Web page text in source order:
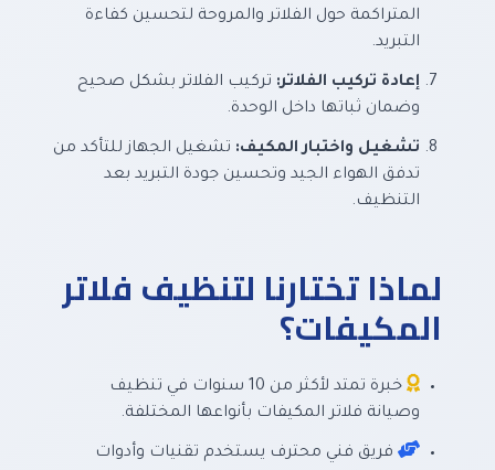
المتراكمة حول الفلاتر والمروحة لتحسين كفاءة
التبريد.
إعادة تركيب الفلاتر: تركيب الفلاتر بشكل صحيح
وضمان ثباتها داخل الوحدة.
تشغيل واختبار المكيف: تشغيل الجهاز للتأكد من
تدفق الهواء الجيد وتحسين جودة التبريد بعد
التنظيف.
لماذا تختارنا لتنظيف فلاتر
المكيفات؟
خبرة تمتد لأكثر من 10 سنوات في تنظيف
وصيانة فلاتر المكيفات بأنواعها المختلفة.
فريق فني محترف يستخدم تقنيات وأدوات